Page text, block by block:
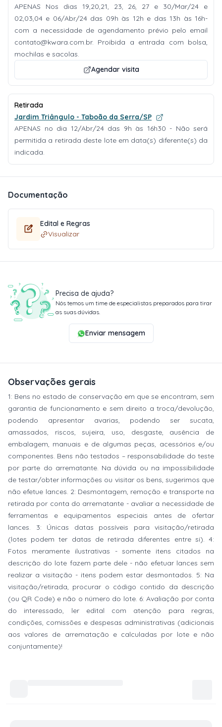
APENAS Nos dias 19,20,21, 23, 26, 27 e 30/Mar/24 e
02,03,04 e 06/Abr/24 das 09h às 12h e das 13h às 16h-
com a necessidade de agendamento prévio pelo email
contato@kwara.com.br. Proibida a entrada com bolsa,
mochilas e sacolas.
Agendar visita
Retirada
Jardim Triângulo - Taboão da Serra/SP
APENAS no dia 12/Abr/24 das 9h às 16h30 - Não será
permitida a retirada deste lote em data(s) diferente(s) da
indicada.
Documentação
Edital e Regras
Visualizar
Precisa de ajuda?
Nós temos um time de especialistas preparados para tirar
as suas dúvidas.
Enviar mensagem
Observações gerais
1: Bens no estado de conservação em que se encontram, sem
garantia de funcionamento e sem direito a troca/devolução,
podendo apresentar avarias, podendo ser sucata,
amassados, riscos, sujeira, uso, desgaste, ausência de
embalagem, manuais e de algumas peças, acessórios e/ou
componentes. Bens não testados – responsabilidade do teste
por parte do arrematante. Na dúvida ou na impossibilidade
de testar/obter informações ou visitar os bens, sugerimos que
não efetue lances. 2: Desmontagem, remoção e transporte na
retirada por conta do arrematante - avaliar a necessidade de
ferramentas e equipamentos especiais antes de ofertar
lances. 3: Únicas datas possíveis para visitação/retirada
(lotes podem ter datas de retirada diferentes entre si). 4:
Fotos meramente ilustrativas - somente itens citados na
descrição do lote fazem parte dele - não efetuar lances sem
realizar a visitação - itens podem estar desmontados. 5: Na
visitação/retirada, procurar o código contido da descrição
(ou QR Code) e não o número do lote. 6: Avaliação por conta
do interessado, ler edital com atenção para regras,
condições, comissões e despesas administrativas (adicionais
aos valores de arrematação e calculadas por lote e não
conjuntamente)!